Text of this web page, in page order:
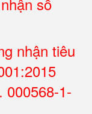
nhận tiêu
000568-1-